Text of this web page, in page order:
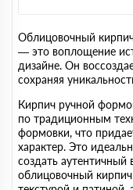
Облицовочный
— это воплощение
дизайне. Он
сохраняя
Кирпич ручной
по традиционным
формовки, что
характер. Это
создать
облицовочный кирпич